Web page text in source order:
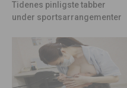
Tidenes pinligste tabber
under sportsarrangementer